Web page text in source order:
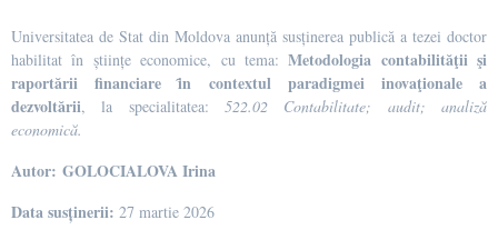
Universitatea de Stat din Moldova anunță susținerea publică a tezei doctor
habilitat în științe economice, cu tema:Metodologia contabilităţii şi
raportării financiare ȋn contextul paradigmei inovaţionale a
dezvoltării, la specialitatea: 522.02 Contabilitate; audit; analiză
economică.
Autor: GOLOCIALOVA Irina
Data susținerii: 27 martie 2026